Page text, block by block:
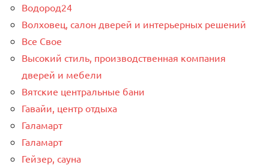
Водород24
Волховец, салон дверей и интерьерных решений
Все Свое
Высокий стиль, производственная компания
дверей и мебели
Вятские центральные бани
Гавайи, центр отдыха
Галамарт
Галамарт
Гейзер, сауна